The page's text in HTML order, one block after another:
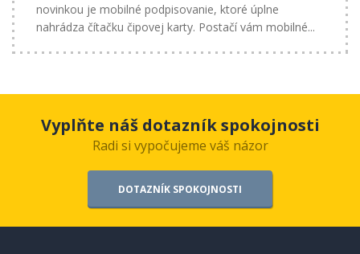
novinkou je mobilné podpisovanie, ktoré úplne
nahrádza čítačku čipovej karty. Postačí vám mobilné...
Vyplňte náš dotazník spokojnosti
Radi si vypočujeme váš názor
DOTAZNÍK SPOKOJNOSTI